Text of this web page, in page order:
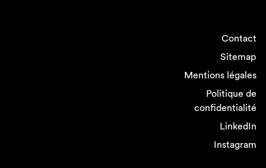
Contact
Sitemap
Mentions légales
Politique de
confidentialité
LinkedIn
Instagram